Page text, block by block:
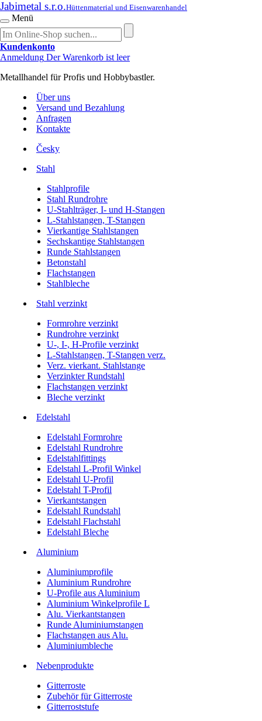
Jabimetal s.r.o.Hüttenmaterial und Eisenwarenhandel
Menü
Kundenkonto
Anmeldung Der Warenkorb ist leer
Metallhandel für Profis und Hobbybastler.
Über uns
Versand und Bezahlung
Anfragen
Kontakte
Česky
Stahl
Stahlprofile
Stahl Rundrohre
U-Stahlträger, I- und H-Stangen
L-Stahlstangen, T-Stangen
Vierkantige Stahlstangen
Sechskantige Stahlstangen
Runde Stahlstangen
Betonstahl
Flachstangen
Stahlbleche
Stahl verzinkt
Formrohre verzinkt
Rundrohre verzinkt
U-, I-, H-Profile verzinkt
L-Stahlstangen, T-Stangen verz.
Verz. vierkant. Stahlstange
Verzinkter Rundstahl
Flachstangen verzinkt
Bleche verzinkt
Edelstahl
Edelstahl Formrohre
Edelstahl Rundrohre
Edelstahlfittings
Edelstahl L-Profil Winkel
Edelstahl U-Profil
Edelstahl T-Profil
Vierkantstangen
Edelstahl Rundstahl
Edelstahl Flachstahl
Edelstahl Bleche
Aluminium
Aluminiumprofile
Aluminium Rundrohre
U-Profile aus Aluminium
Aluminium Winkelprofile L
Alu. Vierkantstangen
Runde Aluminiumstangen
Flachstangen aus Alu.
Aluminiumbleche
Nebenprodukte
Gitterroste
Zubehör für Gitterroste
Gitterroststufe